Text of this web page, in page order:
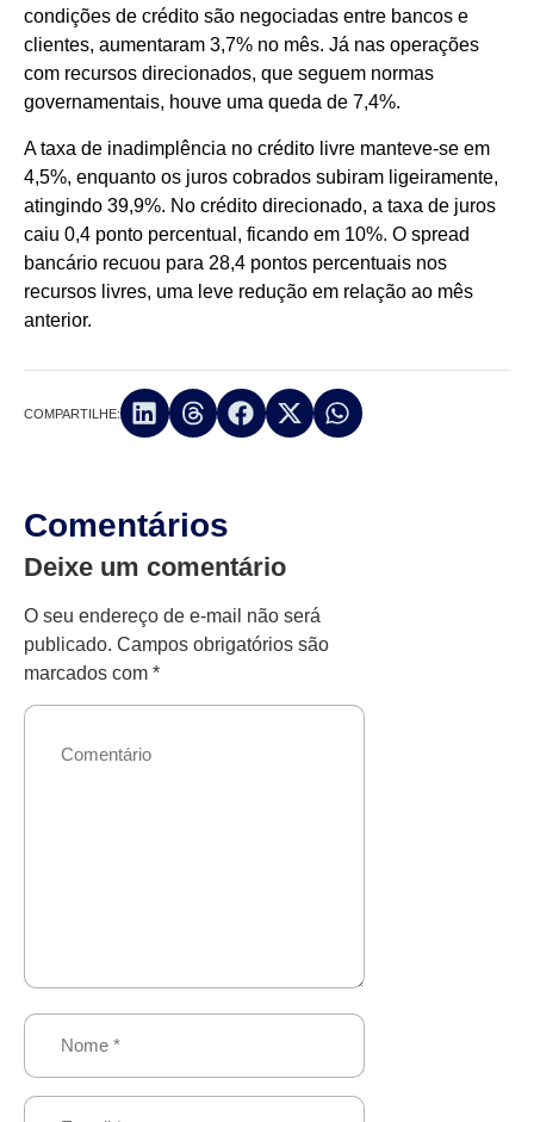
condições de crédito são negociadas entre bancos e
clientes, aumentaram 3,7% no mês. Já nas operações
com recursos direcionados, que seguem normas
governamentais, houve uma queda de 7,4%.
A taxa de inadimplência no crédito livre manteve-se em
4,5%, enquanto os juros cobrados subiram ligeiramente,
atingindo 39,9%. No crédito direcionado, a taxa de juros
caiu 0,4 ponto percentual, ficando em 10%. O spread
bancário recuou para 28,4 pontos percentuais nos
recursos livres, uma leve redução em relação ao mês
anterior.
COMPARTILHE:
Comentários
Deixe um comentário
O seu endereço de e-mail não será
publicado. Campos obrigatórios são
marcados com *